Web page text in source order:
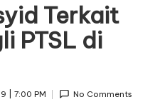
Terkait
PTSL di
| 7:00 PM No Comments